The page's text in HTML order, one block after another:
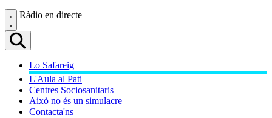
Ràdio en directe
Lo Safareig
L'Aula al Pati
Centres Sociosanitaris
Això no és un simulacre
Contacta'ns